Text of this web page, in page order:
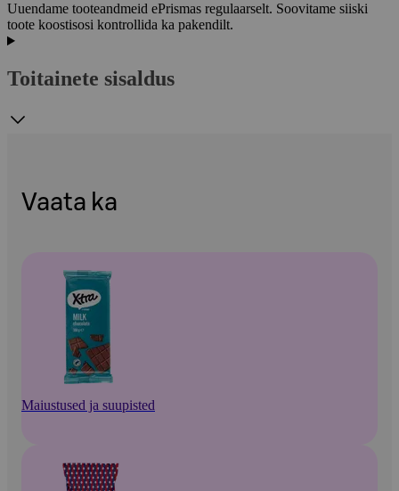
Uuendame tooteandmeid ePrismas regulaarselt. Soovitame siiski
toote koostisosi kontrollida ka pakendilt.
Toitainete sisaldus
Vaata ka
Maiustused ja suupisted